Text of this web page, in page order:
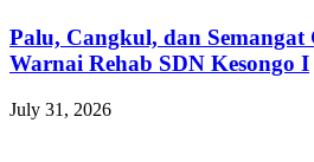
Palu, Cangkul, dan Semangat
Warnai Rehab SDN Kesongo I
July 31, 2026